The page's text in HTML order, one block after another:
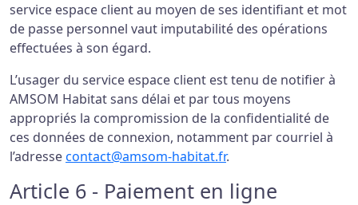
service espace client au moyen de ses identifiant et mot
de passe personnel vaut imputabilité des opérations
effectuées à son égard.
L’usager du service espace client est tenu de notifier à
AMSOM Habitat sans délai et par tous moyens
appropriés la compromission de la confidentialité de
ces données de connexion, notamment par courriel à
l’adressecontact@amsom-habitat.fr.
Article 6 - Paiement en ligne